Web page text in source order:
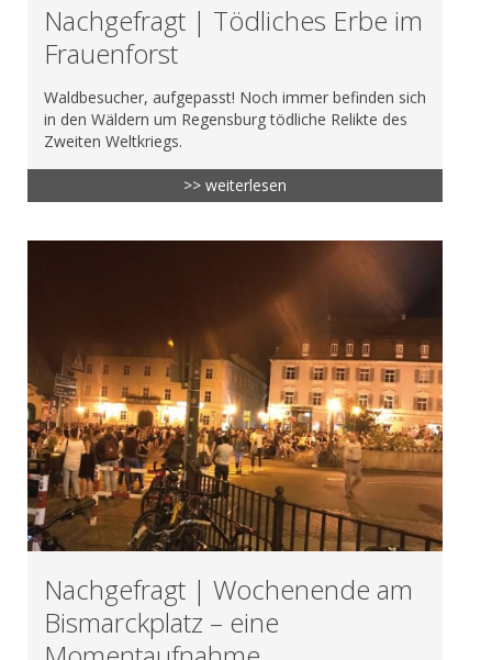
Nachgefragt | Tödliches Erbe im
Frauenforst
Waldbesucher, aufgepasst! Noch immer befinden sich
in den Wäldern um Regensburg tödliche Relikte des
Zweiten Weltkriegs.
>> weiterlesen
Nachgefragt | Wochenende am
Bismarckplatz – eine